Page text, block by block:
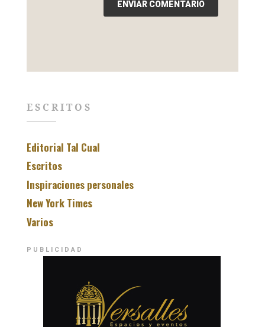
ESCRITOS
Editorial Tal Cual
Escritos
Inspiraciones personales
New York Times
Varios
PUBLICIDAD